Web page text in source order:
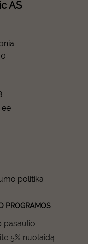
AS
politika
PROGRAMOS
pasaulio.
5% nuolaidą